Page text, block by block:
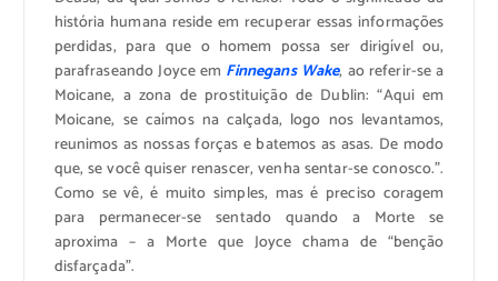
história humana reside em recuperar essas informações
perdidas, para que o homem possa ser dirigível ou,
parafraseando Joyce em Finnegans Wake, ao referir-se a
Moicane, a zona de prostituição de Dublin: “Aqui em
Moicane, se caímos na calçada, logo nos levantamos,
reunimos as nossas forças e batemos as asas. De modo
que, se você quiser renascer, venha sentar-se conosco.”.
Como se vê, é muito simples, mas é preciso coragem
para permanecer-se sentado quando a Morte se
aproxima – a Morte que Joyce chama de “benção
disfarçada”.